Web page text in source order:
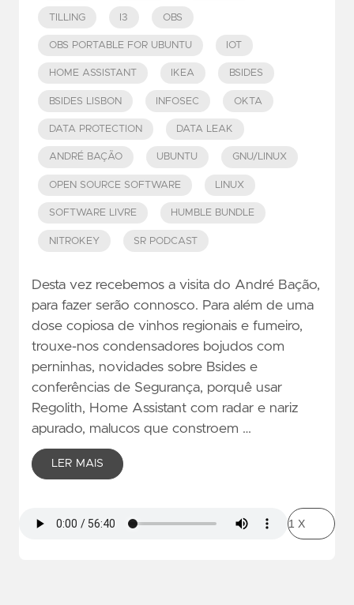
TILLING I3 OBS
OBS PORTABLE FOR UBUNTU IOT
HOME ASSISTANT IKEA BSIDES
BSIDES LISBON INFOSEC OKTA
DATA PROTECTION DATA LEAK
ANDRÉ BAÇÃO UBUNTU GNU/LINUX
OPEN SOURCE SOFTWARE LINUX
SOFTWARE LIVRE HUMBLE BUNDLE
NITROKEY SR PODCAST
Desta vez recebemos a visita do André Bação,
para fazer serão connosco. Para além de uma
dose copiosa de vinhos regionais e fumeiro,
trouxe-nos condensadores bojudos com
perninhas, novidades sobre Bsides e
conferências de Segurança, porquê usar
Regolith, Home Assistant com radar e nariz
apurado, malucos que constroem …
LER MAIS